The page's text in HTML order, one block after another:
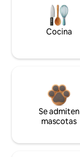
Cocina
Se admiten
mascotas